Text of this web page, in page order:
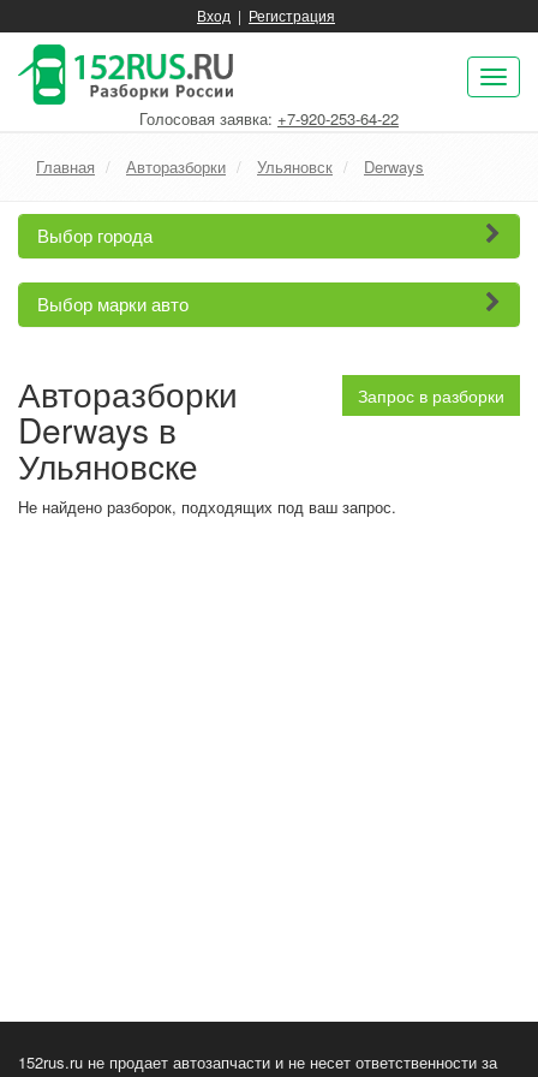
Вход | Регистрация
Голосовая заявка: +7-920-253-64-22
Главная Авторазборки Ульяновск Derways
Выбор города
Выбор марки авто
Запрос в разборки
Авторазборки
Derways в
Ульяновске
Не найдено разборок, подходящих под ваш запрос.
152rus.ru не продает автозапчасти и не несет ответственности за